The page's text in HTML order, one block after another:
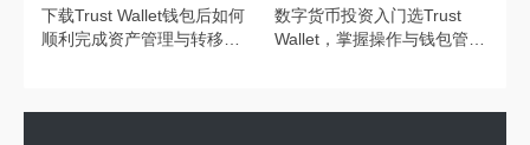
下载Trust Wallet钱包后如何
顺利完成资产管理与转移？
数字货币投资入门选Trust
Wallet，掌握操作与钱包管理